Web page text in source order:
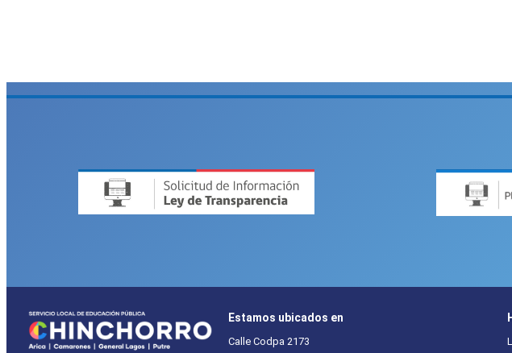
Estamos ubicados en
Calle Codpa 2173